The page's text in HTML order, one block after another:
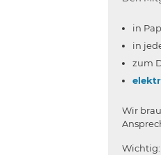
in
in
zum
Wir